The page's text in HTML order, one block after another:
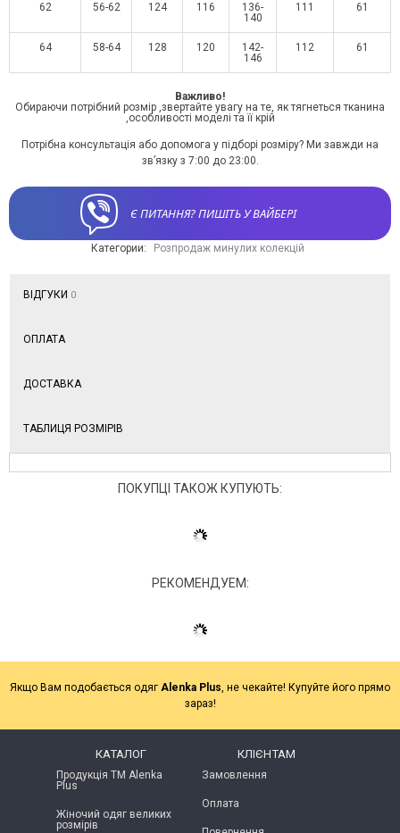
62 56-62 124 116
136-
140
111 61
64 58-64 128 120
142-
146
112 61
Важливо!
Обираючи потрібний розмір ,звертайте увагу на те, як тягнеться тканина
,особливості моделі та її крій
Потрібна консультація або допомога у підборі розміру? Ми завжди на
зв’язку з 7:00 до 23:00.
Є ПИТАННЯ? ПИШІТЬ У ВАЙБЕРІ
Категории: Розпродаж минулих колекцій
ВІДГУКИ 0
ОПЛАТА
ДОСТАВКА
ТАБЛИЦЯ РОЗМІРІВ
ПОКУПЦІ ТАКОЖ КУПУЮТЬ:
РЕКОМЕНДУЕМ:
Якщо Вам подобається одяг Alenka Plus, не чекайте! Купуйте його прямо
зараз!
КАТАЛОГ
Продукція ТМ Alenka
Plus
Жіночий одяг великих
розмірів
КЛІЄНТАМ
Замовлення
Оплата